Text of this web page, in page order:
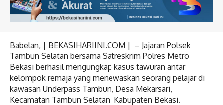
Babelan, | BEKASIHARIINI.COM | – Jajaran Polsek
Tambun Selatan bersama Satreskrim Polres Metro
Bekasi berhasil mengungkap kasus tawuran antar
kelompok remaja yang menewaskan seorang pelajar di
kawasan Underpass Tambun, Desa Mekarsari,
Kecamatan Tambun Selatan, Kabupaten Bekasi.